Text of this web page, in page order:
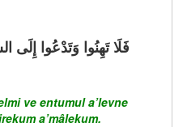
ve entumul a’levne
a’mâlekum.